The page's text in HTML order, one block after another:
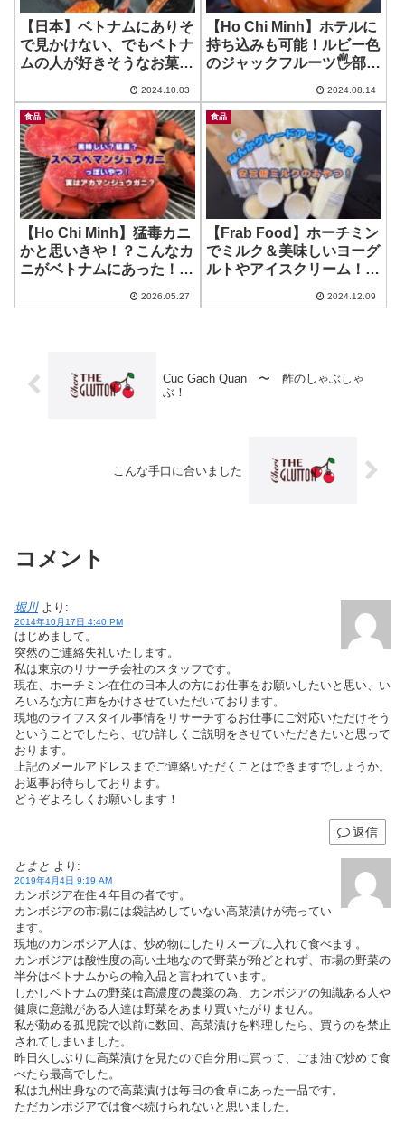
【日本】ベトナムにありそ
で見かけない、でもベトナ
ムの人が好きそうなお菓
海老
2024.10.03
【Ho Chi Minh】ホテルに
持ち込みも可能！ルビー色
のジャックフルーツ🖐️部屋
フルーツのお知らせも！ ~
Jack Fruits in Orange
color
2024.08.14
食品
【Ho Chi Minh】猛毒カニ
かと思いきや！？こんなカ
ニがベトナムにあった！ ~
2026.05.27
食品
【Frab Food】ホーチミン
でミルク＆美味しいヨーグ
ルトやアイスクリーム！
~ Sua Bo Tuoi Good Milk
2024.12.09
Cuc Gach Quan 〜 酢のしゃぶしゃ
ぶ！
こんな手口に合いました
コメント
堀川 より:
2014年10月17日 4:40 PM
はじめまして。
突然のご連絡失礼いたします。
私は東京のリサーチ会社のスタッフです。
現在、ホーチミン在住の日本人の方にお仕事をお願いしたいと思い、い
ろいろな方に声をかけさせていただいております。
現地のライフスタイル事情をリサーチするお仕事にご対応いただけそう
ということでしたら、ぜひ詳しくご説明をさせていただきたいと思って
おります。
上記のメールアドレスまでご連絡いただくことはできますでしょうか。
お返事お待ちしております。
どうぞよろしくお願いします！
返信
とまと より:
2019年4月4日 9:19 AM
カンボジア在住４年目の者です。
カンボジアの市場には袋詰めしていない高菜漬けが売ってい
ます。
現地のカンボジア人は、炒め物にしたりスープに入れて食べます。
カンボジアは酸性度の高い土地なので野菜が殆どとれず、市場の野菜の
半分はベトナムからの輸入品と言われています。
しかしベトナムの野菜は高濃度の農薬の為、カンボジアの知識ある人や
健康に意識がある人達は野菜をあまり買いたがりません。
私が勤める孤児院で以前に数回、高菜漬けを料理したら、買うのを禁止
されてしまいました。
昨日久しぶりに高菜漬けを見たので自分用に買って、ごま油で炒めて食
べたら最高でした。
私は九州出身なので高菜漬けは毎日の食卓にあった一品です。
ただカンボジアでは食べ続けられないと思いました。